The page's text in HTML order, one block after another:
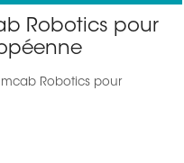
Robotics pour
Robotics pour